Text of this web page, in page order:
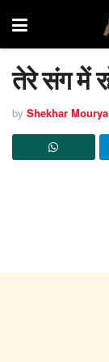
तेरे संग में
by Shekhar Mourya